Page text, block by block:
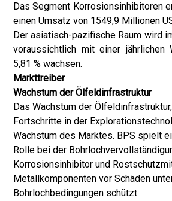
Das Segment Korrosionsinhibitoren
einen Umsatz von 1549,9 Millionen
Der asiatisch-pazifische Raum wird
voraussichtlich mit einer jährlichen
5,81 % wachsen.
Markttreiber
Wachstum der Ölfeldinfrastruktur
Das Wachstum der
Fortschritte in der
Wachstum des Marktes. BPS spielt
Rolle bei der
Korrosionsinhibitor und
Metallkomponenten vor Schäden
Bohrlochbedingungen schützt.